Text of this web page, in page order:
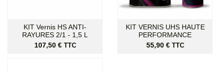
KIT Vernis HS ANTI-
RAYURES 2/1 - 1,5 L
Prix
107,50 € TTC
KIT VERNIS UHS HAUTE
PERFORMANCE
Prix
55,90 € TTC